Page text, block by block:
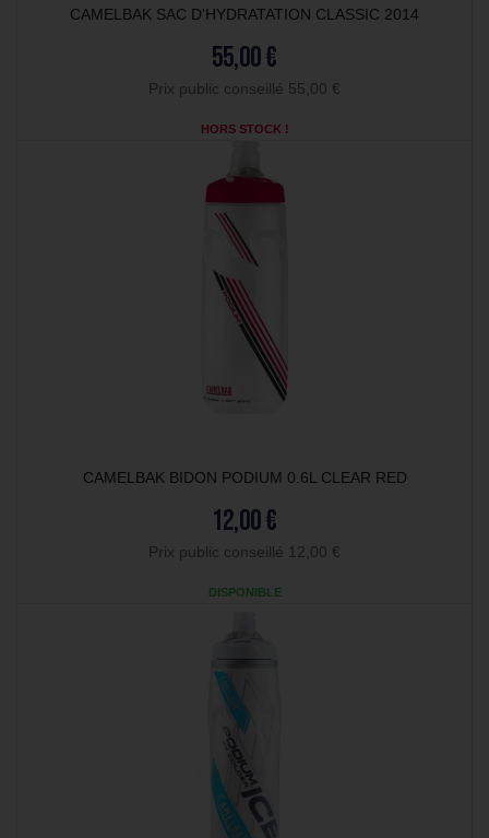
CAMELBAK SAC D'HYDRATATION CLASSIC 2014
55,00 €
Prix public conseillé 55,00 €
HORS STOCK !
CAMELBAK BIDON PODIUM 0.6L CLEAR RED
12,00 €
Prix public conseillé 12,00 €
DISPONIBLE